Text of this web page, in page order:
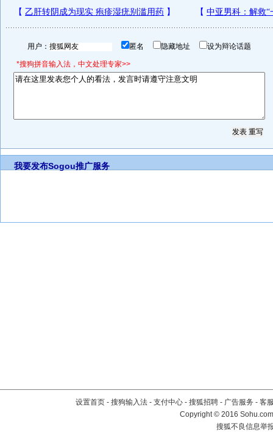
用户： 匿名 隐藏地址 设为辩论话题
*搜狗拼音输入法，中文处理专家>>
我要发布Sogou推广服务
设置首页 - 搜狗输入法 - 支付中心 - 搜狐招聘 - 广告服务 - 客
Copyright©2016
搜狐不良信息举